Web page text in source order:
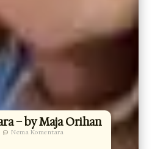
– by Maja Orihan
Nema Komentara